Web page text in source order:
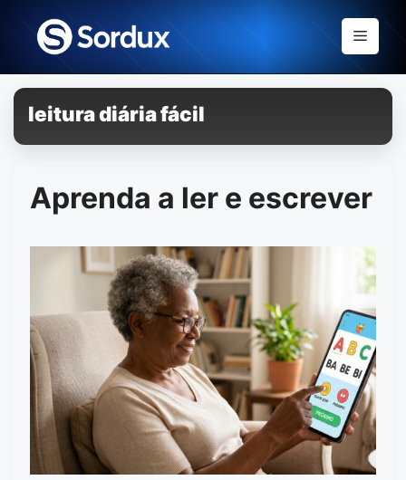
content
Menu
leitura diária fácil
Aprenda a ler e escrever